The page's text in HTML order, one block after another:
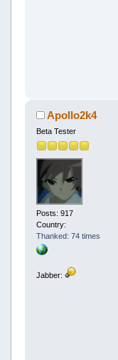
Apollo2k4
Beta Tester
Posts: 917
Country:
Thanked: 74 times
Jabber: